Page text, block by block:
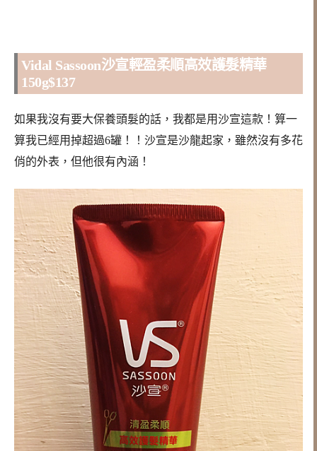
Vidal Sassoon沙宣輕盈柔順高效護髮精華
150g$137
如果我沒有要大保養頭髮的話，我都是用沙宣這款！算一
算我已經用掉超過6罐！！沙宣是沙龍起家，雖然沒有多花
俏的外表，但他很有內涵！